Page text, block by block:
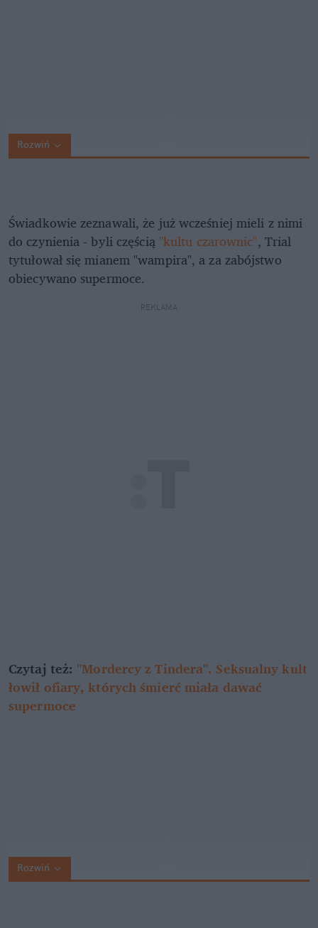
Rozwiń
Świadkowie zeznawali, że już wcześniej mieli z nimi
do czynienia - byli częścią "kultu czarownic", Trial
tytułował się mianem "wampira", a za zabójstwo
obiecywano supermoce.
REKLAMA
Czytaj też: "Mordercy z Tindera". Seksualny kult
łowił ofiary, których śmierć miała dawać
supermoce
Rozwiń